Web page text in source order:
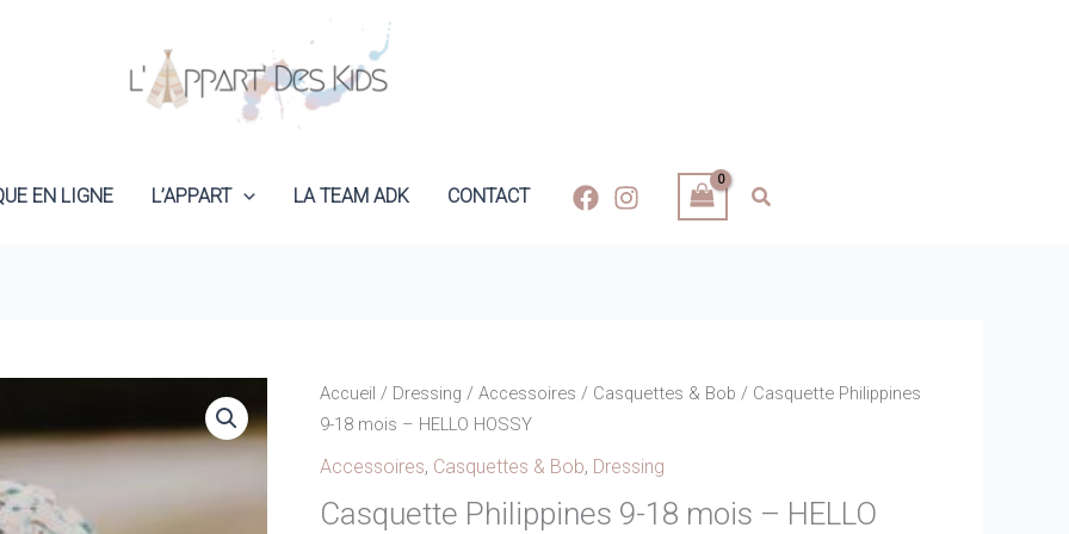
EN LIGNE L’APPART LA TEAM ADK CONTACT
Accueil / Dressing /Accessoires / Casquettes & Bob / Casquette Philippines
9-18 mois – HELLO HOSSY
Accessoires, Casquettes & Bob, Dressing
Casquette Philippines 9-18 mois – HELLO